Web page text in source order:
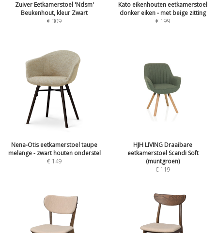
Zuiver Eetkamerstoel 'Ndsm'
Beukenhout, kleur Zwart
€309
Kato eikenhouten eetkamerstoel
donker eiken - met beige zitting
€ 199
Nena-Otis eetkamerstoel taupe
melange - zwart houten onderstel
€ 149
HJH LIVING Draaibare
eetkamerstoel Scandi Soft
(muntgroen)
€ 119